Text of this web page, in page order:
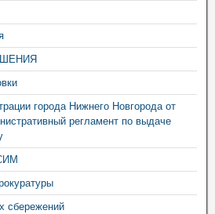
города Нижнего Новгорода от
регламент по выдаче
сбережений